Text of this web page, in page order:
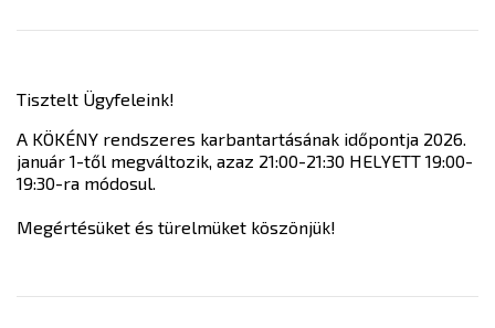
Tisztelt Ügyfeleink!
A KÖKÉNY rendszeres karbantartásának időpontja 2026.
január 1-től megváltozik, azaz 21:00-21:30 HELYETT 19:00-
19:30-ra módosul.
Megértésüket és türelmüket köszönjük!